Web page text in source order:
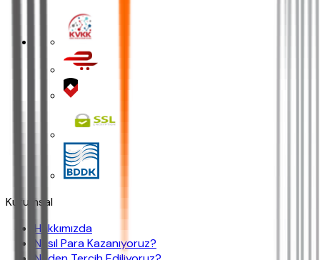
Kurumsal
Hakkımızda
Nasıl Para Kazanıyoruz?